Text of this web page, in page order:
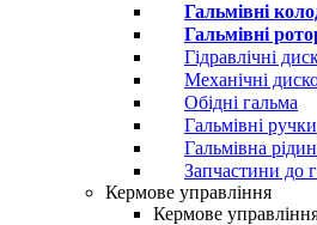
Гальмівні
Гальмівні
Гідравлічні
Механічні
Обідні гальма
Гальмівні ручки
Гальмівна
Запчастини до
Кермове управління
Кермове